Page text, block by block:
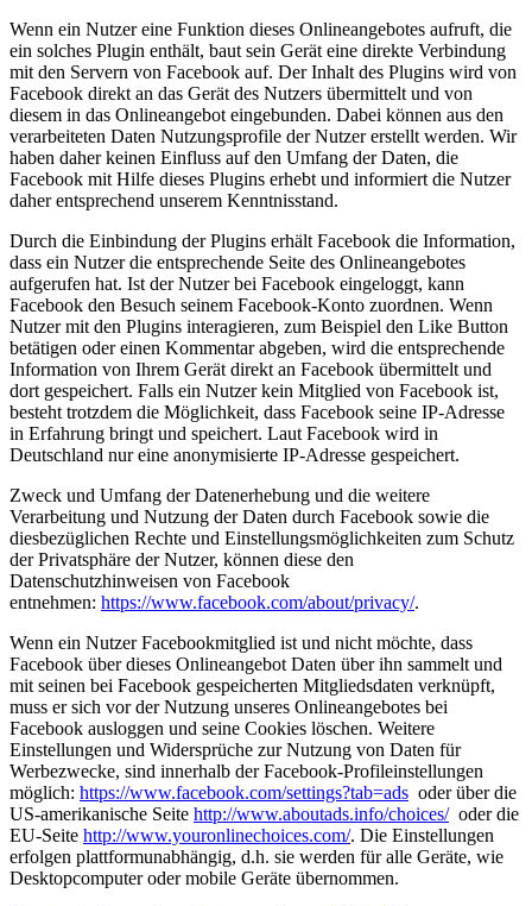
Wenn ein Nutzer eine Funktion dieses Onlineangebotes aufruft, die
ein solches Plugin enthält, baut sein Gerät eine direkte Verbindung
mit den Servern von Facebook auf. Der Inhalt des Plugins wird von
Facebook direkt an das Gerät des Nutzers übermittelt und von
diesem in das Onlineangebot eingebunden. Dabei können aus den
verarbeiteten Daten Nutzungsprofile der Nutzer erstellt werden. Wir
haben daher keinen Einfluss auf den Umfang der Daten, die
Facebook mit Hilfe dieses Plugins erhebt und informiert die Nutzer
daher entsprechend unserem Kenntnisstand.
Durch die Einbindung der Plugins erhält Facebook die Information,
dass ein Nutzer die entsprechende Seite des Onlineangebotes
aufgerufen hat. Ist der Nutzer bei Facebook eingeloggt, kann
Facebook den Besuch seinem Facebook-Konto zuordnen. Wenn
Nutzer mit den Plugins interagieren, zum Beispiel den Like Button
betätigen oder einen Kommentar abgeben, wird die entsprechende
Information von Ihrem Gerät direkt an Facebook übermittelt und
dort gespeichert. Falls ein Nutzer kein Mitglied von Facebook ist,
besteht trotzdem die Möglichkeit, dass Facebook seine IP-Adresse
in Erfahrung bringt und speichert. Laut Facebook wird in
Deutschland nur eine anonymisierte IP-Adresse gespeichert.
Zweck und Umfang der Datenerhebung und die weitere
Verarbeitung und Nutzung der Daten durch Facebook sowie die
diesbezüglichen Rechte und Einstellungsmöglichkeiten zum Schutz
der Privatsphäre der Nutzer, können diese den
Datenschutzhinweisen von Facebook
entnehmen: https://www.facebook.com/about/privacy/.
Wenn ein Nutzer Facebookmitglied ist und nicht möchte, dass
Facebook über dieses Onlineangebot Daten über ihn sammelt und
mit seinen bei Facebook gespeicherten Mitgliedsdaten verknüpft,
muss er sich vor der Nutzung unseres Onlineangebotes bei
Facebook ausloggen und seine Cookies löschen. Weitere
Einstellungen und Widersprüche zur Nutzung von Daten für
Werbezwecke, sind innerhalb der Facebook-Profileinstellungen
möglich: https://www.facebook.com/settings?tab=ads oder über die
US-amerikanische Seite http://www.aboutads.info/choices/oder die
EU-Seite http://www.youronlinechoices.com/. Die Einstellungen
erfolgen plattformunabhängig, d.h. sie werden für alle Geräte, wie
Desktopcomputer oder mobile Geräte übernommen.